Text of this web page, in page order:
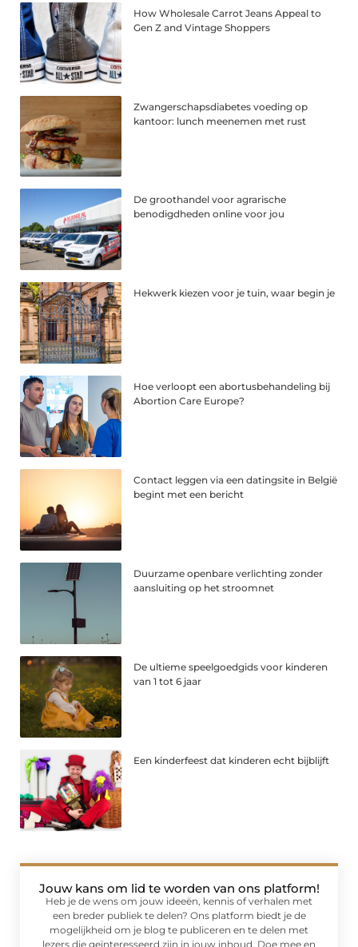
How Wholesale Carrot Jeans Appeal to
Gen Z and Vintage Shoppers
Zwangerschapsdiabetes voeding op
kantoor: lunch meenemen met rust
De groothandel voor agrarische
benodigdheden online voor jou
Hekwerk kiezen voor je tuin, waar begin je
Hoe verloopt een abortusbehandeling bij
Abortion Care Europe?
Contact leggen via een datingsite in België
begint met een bericht
Duurzame openbare verlichting zonder
aansluiting op het stroomnet
De ultieme speelgoedgids voor kinderen
van 1 tot 6 jaar
Een kinderfeest dat kinderen echt bijblijft
Jouw kans om lid te worden van ons platform!
Heb je de wens om jouw ideeën, kennis of verhalen met
een breder publiek te delen? Ons platform biedt je de
mogelijkheid om je blog te publiceren en te delen met
lezers die geïnteresseerd zijn in jouw inhoud. Doe mee en